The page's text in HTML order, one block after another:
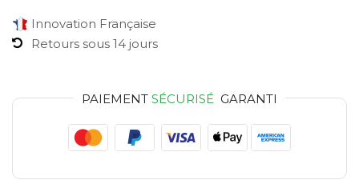
Innovation Française
Retours sous 14 jours
PAIEMENT SÉCURISÉ GARANTI